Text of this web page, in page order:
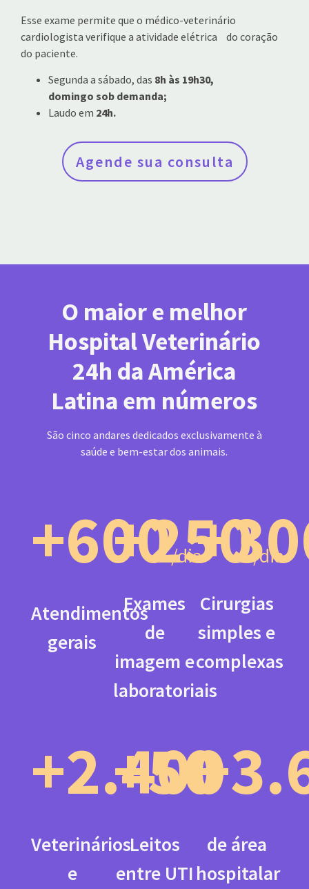
Esse exame permite que o médico-veterinário
cardiologista verifique a atividade elétrica do coração
do paciente.
Segunda a sábado, das 8h às 19h30,
domingo sob demanda;
Laudo em 24h.
Agende sua consulta
O maior e melhor
Hospital Veterinário
24h da América
Latina em números
São cinco andares dedicados exclusivamente à
saúde e bem-estar dos animais.
+600/dia
Atendimentos
gerais
+250/dia
Exames
de
imagem e
laboratoriais
Cirurgias
simples e
complexas
+2.400
Veterinários
e
+50
Leitos
entre UTI
de área
hospitalar